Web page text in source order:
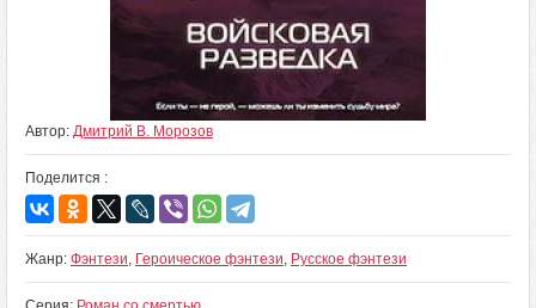
Автор: Дмитрий В. Морозов
Поделится :
Жанр: Фэнтези, Героическое фэнтези, Русское фэнтези